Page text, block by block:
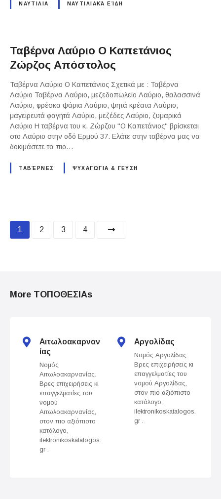
ΝΑΥΤΙΛΙΑ ΝΑΥΤΙΛΙΑΚΆ ΕΊΔΗ
Ταβέρνα Λαύριο Ο Καπετάνιος
Ζώρζος Απόστολος
Ταβέρνα Λαύριο Ο Καπετάνιος Σχετικά με : Ταβέρνα
Λαύριο Ταβέρνα Λαύριο, μεζεδοπωλείο Λαύριο, θαλασσινά
Λαύριο, φρέσκα ψάρια Λαύριο, ψητά κρέατα Λαύριο,
μαγειρευτά φαγητά Λαύριο, μεζέδες Λαύριο, ζυμαρικά
Λαύριο Η ταβέρνα του κ. Ζώρζου "Ο Καπετάνιος" βρίσκεται
στο Λαύριο στην οδό Ερμού 37. Ελάτε στην ταβέρνα μας να
δοκιμάσετε τα πιο…
ΤΑΒΈΡΝΕΣ ΨΥΧΑΓΩΓΙΑ & ΓΕΥΣΗ
P
t
1 2 3 4
More ΤΟΠΟΘΕΣΙΑs
Αιτωλοακαρναν
ίας
Νομός
Αιτωλοακαρνανίας.
Βρες επιχειρήσεις κι
επαγγελματίες του
νομού
Αιτωλοακαρνανίας,
στον πιο αξιόπιστο
κατάλογο,
ilektronikoskatalogos.
gr .
Αργολίδας
Νομός Αργολίδας.
Βρες επιχειρήσεις κι
επαγγελματίες του
νομού Αργολίδας,
στον πιο αξιόπιστο
κατάλογο,
ilektronikoskatalogos.
gr .